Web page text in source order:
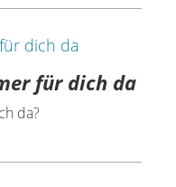
für dich da
da?